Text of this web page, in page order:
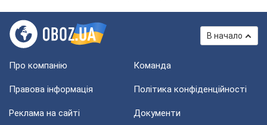
В начало
Про компанію Команда
Правова інформація Політика конфіденційності
Реклама на сайті Документи